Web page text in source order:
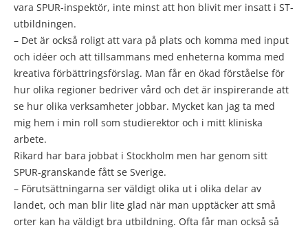
vara SPUR-inspektör, inte minst att hon blivit mer insatt i ST-
utbildningen.
– Det är också roligt att vara på plats och komma med input
och idéer och att tillsammans med enheterna komma med
kreativa förbättringsförslag. Man får en ökad förståelse för
hur olika regioner bedriver vård och det är inspirerande att
se hur olika verksamheter jobbar. Mycket kan jag ta med
mig hem i min roll som studierektor och i mitt kliniska
arbete.
Rikard har bara jobbat i Stockholm men har genom sitt
SPUR-granskande fått se Sverige.
– Förutsättningarna ser väldigt olika ut i olika delar av
landet, och man blir lite glad när man upptäcker att små
orter kan ha väldigt bra utbildning. Ofta får man också så